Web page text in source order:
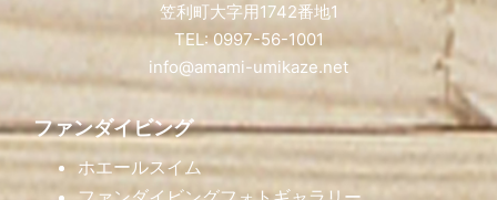
笠利町大字用1742番地1
TEL: 0997-56-1001
info@amami-umikaze.net
ファンダイビング
ホエールスイム